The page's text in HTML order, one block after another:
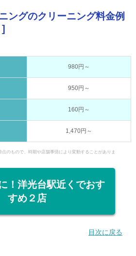
ングのクリーニング料金例
]
980円～
950円～
160円～
1,470円～
点のもので、時期や店舗事情により変動することがありま
！洋光台駅近くでおす
すめ２店
目次に戻る